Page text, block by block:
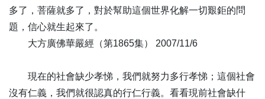
68
過失須當改 急速早回頭-全1集
69
無邊光智身 大勢至菩薩-全1集
70
祖宗雖然遠 逢時祭必誠-全1集
72
盡令解脫 方成佛道-全1集
73
五欲如夢 智者不貪-全1集
多了，菩薩就多了，對於幫助這個世界化解一切艱鉅的問
題，信心就生起來了。
大方廣佛華嚴經（第1865集） 2007/11/6
現在的社會缺少孝悌，我們就努力多行孝悌；這個社會
沒有仁義，我們就很認真的行仁行義。看看現前社會缺什